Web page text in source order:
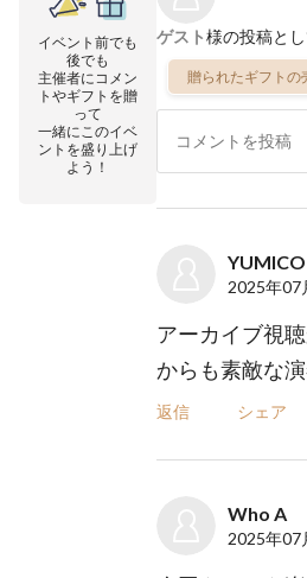
イベント前でも
後でも
主催者にコメン
トやギフトを贈
って
一緒にこのイベ
ントを盛り上げ
よう！
ゲスト様の投稿とし
贈られたギフトの
YUMICO
2025年07
アーカイブ視
からも素敵な
返信 シェア
Who A
2025年07